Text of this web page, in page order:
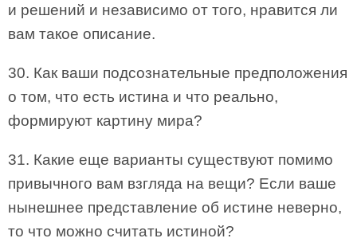
и решений и независимо от того, нравится ли
вам такое описание.
30. Как ваши подсознательные предположения
о том, что есть истина и что реально,
формируют картину мира?
31. Какие еще варианты существуют помимо
привычного вам взгляда на вещи? Если ваше
нынешнее представление об истине неверно,
то что можно считать истиной?